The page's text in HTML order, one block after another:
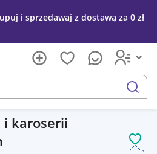
i sprzedawaj z dostawą za 0 zł
szukaj
i karoserii